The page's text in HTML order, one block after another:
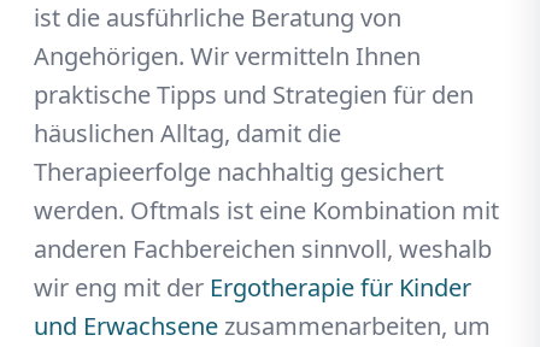
ist die ausführliche Beratung von
Angehörigen. Wir vermitteln Ihnen
praktische Tipps und Strategien für den
häuslichen Alltag, damit die
Therapieerfolge nachhaltig gesichert
werden. Oftmals ist eine Kombination mit
anderen Fachbereichen sinnvoll, weshalb
wir eng mit der Ergotherapie für Kinder
und Erwachsenezusammenarbeiten, um